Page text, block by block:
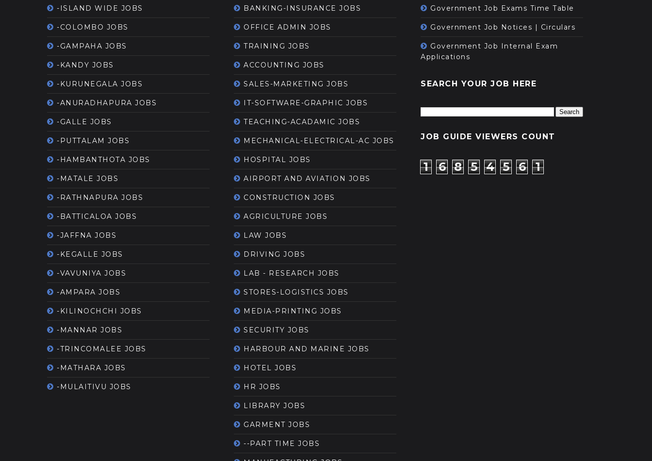
-ISLAND WIDE JOBS
-COLOMBO JOBS
-GAMPAHA JOBS
-KANDY JOBS
-KURUNEGALA JOBS
-ANURADHAPURA JOBS
-GALLE JOBS
-PUTTALAM JOBS
-HAMBANTHOTA JOBS
-MATALE JOBS
-RATHNAPURA JOBS
-BATTICALOA JOBS
-JAFFNA JOBS
-KEGALLE JOBS
-VAVUNIYA JOBS
-AMPARA JOBS
-KILINOCHCHI JOBS
-MANNAR JOBS
-TRINCOMALEE JOBS
-MATHARA JOBS
-MULAITIVU JOBS
BANKING-INSURANCE JOBS
OFFICE ADMIN JOBS
TRAINING JOBS
ACCOUNTING JOBS
SALES-MARKETING JOBS
IT-SOFTWARE-GRAPHIC JOBS
TEACHING-ACADAMIC JOBS
MECHANICAL-ELECTRICAL-AC JOBS
HOSPITAL JOBS
AIRPORT AND AVIATION JOBS
CONSTRUCTION JOBS
AGRICULTURE JOBS
LAW JOBS
DRIVING JOBS
LAB - RESEARCH JOBS
STORES-LOGISTICS JOBS
MEDIA-PRINTING JOBS
SECURITY JOBS
HARBOUR AND MARINE JOBS
HOTEL JOBS
HR JOBS
LIBRARY JOBS
GARMENT JOBS
--PART TIME JOBS
Government Job Exams Time Table
Government Job Notices | Circulars
Government Job Internal Exam
Applications
SEARCH YOUR JOB HERE
JOB GUIDE VIEWERS COUNT
1 6 8 5 4 5 6 1